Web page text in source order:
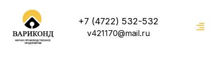
+7 (4722) 532-532
v421170@mail.ru